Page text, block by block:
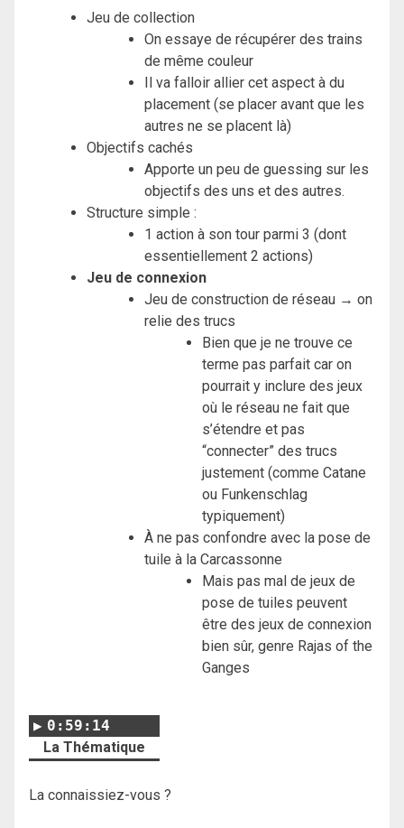
Jeu de collection
On essaye de récupérer des trains
de même couleur
Il va falloir allier cet aspect à du
placement (se placer avant que les
autres ne se placent là)
Objectifs cachés
Apporte un peu de guessing sur les
objectifs des uns et des autres.
Structure simple :
1 action à son tour parmi 3 (dont
essentiellement 2 actions)
Jeu de connexion
Jeu de construction de réseau → on
relie des trucs
Bien que je ne trouve ce
terme pas parfait car on
pourrait y inclure des jeux
où le réseau ne fait que
s’étendre et pas
“connecter” des trucs
justement (comme Catane
ou Funkenschlag
typiquement)
À ne pas confondre avec la pose de
tuile à la Carcassonne
Mais pas mal de jeux de
pose de tuiles peuvent
être des jeux de connexion
bien sûr, genre Rajas of the
Ganges
0:59:14
La Thématique
La connaissiez-vous ?